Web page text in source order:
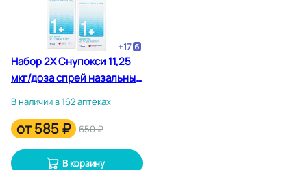
+17
Набор 2Х Снупокси 11,25
мкг/доза спрей назальный
В наличии в 162 аптеках
от585 ₽ 650 ₽
В корзину